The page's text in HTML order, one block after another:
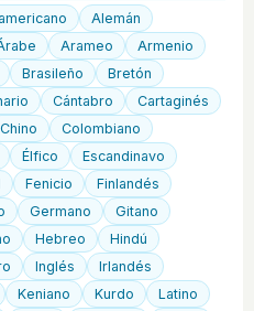
Alemán
Arameo
Armenio
Brasileño
Bretón
Cántabro
Cartaginés
Chino
Colombiano
Élfico
Escandinavo
Fenicio
Finlandés
Germano
Gitano
Hebreo
Hindú
Inglés
Irlandés
Keniano Kurdo
Latino